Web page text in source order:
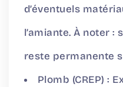
d’éventuels
l’amiante. À noter :
reste permanente
Plomb (CREP) :